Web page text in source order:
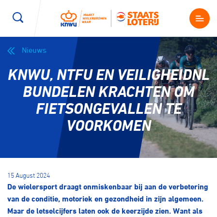
Kenniscentrum
Magazine
Shop
Producten en diensten
Contact
Nieuws
KNWU, NTFU EN VEILIGHEIDNL
BUNDELEN KRACHTEN OM
FIETSONGEVALLEN TE
VOORKOMEN
15 August 2024
De wielersport draagt onmiskenbaar bij aan de verbetering
van de conditie, motoriek en gezondheid in zijn algemeen.
Maar de letselcijfers laten ook de keerzijde zien. Want als
Wegwielrennen Mountainbiken
Kunstwielrijden ID-Cycling
Baanwielrennen Strandrace
BMX freestyle
Veldrijden Biketrial